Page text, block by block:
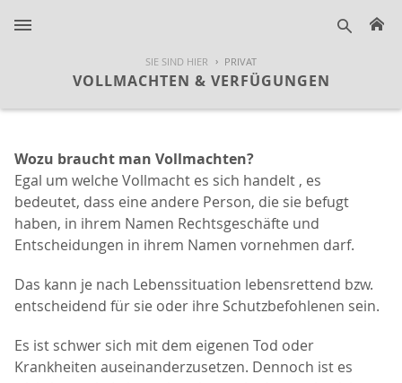
SIE SIND HIER PRIVAT
VOLLMACHTEN & VERFÜGUNGEN
Wozu braucht man Vollmachten?
Egal um welche Vollmacht es sich handelt , es
bedeutet, dass eine andere Person, die sie befugt
haben, in ihrem Namen Rechtsgeschäfte und
Entscheidungen in ihrem Namen vornehmen darf.
Das kann je nach Lebenssituation lebensrettend bzw.
entscheidend für sie oder ihre Schutzbefohlenen sein.
Es ist schwer sich mit dem eigenen Tod oder
Krankheiten auseinanderzusetzen. Dennoch ist es